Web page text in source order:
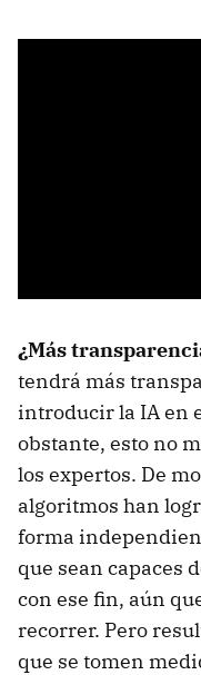
¿Más
tendrá más
introducir la IA en
obstante, esto no
los expertos. De
algoritmos han
forma
que sean capaces
con ese fin, aún
recorrer. Pero
que se tomen